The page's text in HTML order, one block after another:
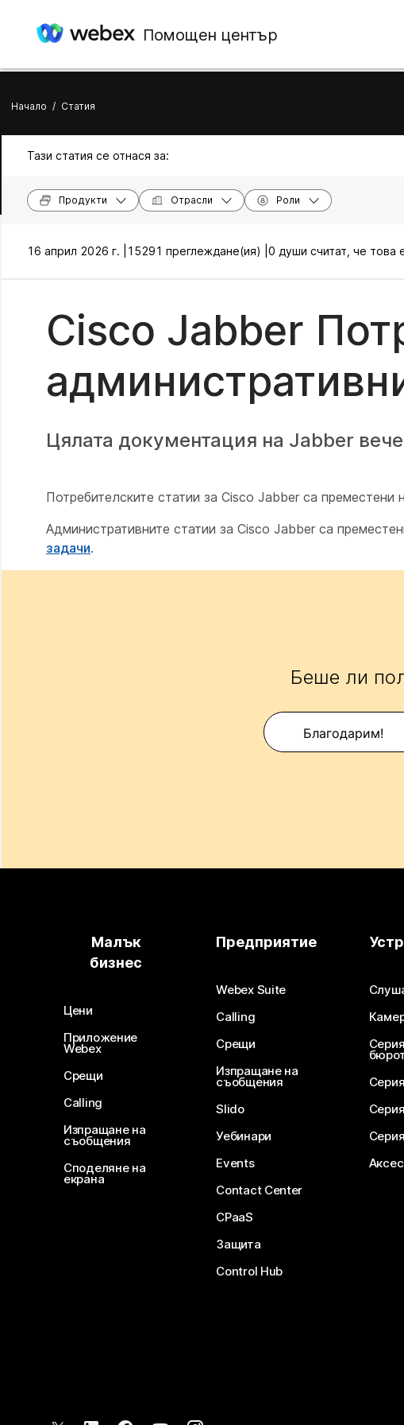
Помощен център
Начало / Статия
Тази статия се отнася за:
Продукти Отрасли Роли
16 април 2026 г. | 15291 преглеждане(ия) | 0 души считат, че това
Cisco Jabber
Цялата документация на Jabber
Потребителските статии за Cisco Jabber са преместени
Административните статии за Cisco Jabber са
задачи.
Беше ли
Благодарим!
Малък
бизнес
Цени
Приложение
Webex
Срещи
Calling
Изпращане на
съобщения
Споделяне на
екрана
Предприятие
Webex Suite
Calling
Срещи
Изпращане на
съобщения
Slido
Уебинари
Events
Contact Center
CPaaS
Защита
Control Hub